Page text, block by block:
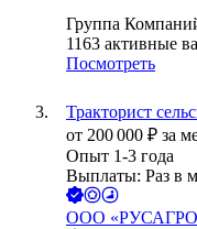
Группа
1163 активные
Посмотреть
Тракторист
от 200 000 ₽ за
Опыт 1-3 года
Выплаты: Раз в
ООО